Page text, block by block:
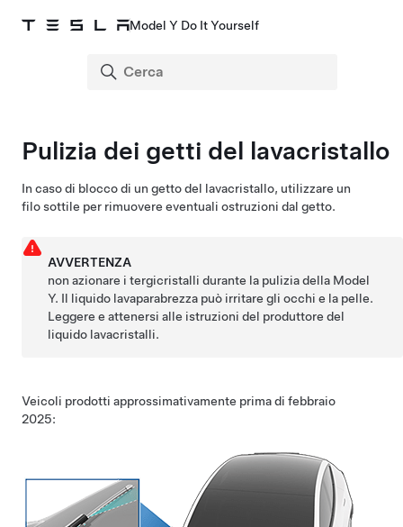
Model Y Do It Yourself
Pulizia dei getti del lavacristallo
In caso di blocco di un getto del lavacristallo, utilizzare un
filo sottile per rimuovere eventuali ostruzioni dal getto.
AVVERTENZA
non azionare i tergicristalli durante la pulizia della Model
Y. Il liquido lavaparabrezza può irritare gli occhi e la pelle.
Leggere e attenersi alle istruzioni del produttore del
liquido lavacristalli.
Veicoli prodotti approssimativamente prima di febbraio
2025: